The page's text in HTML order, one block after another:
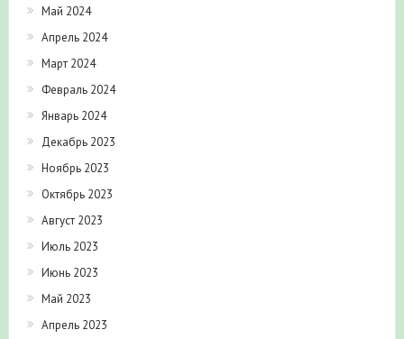
Май 2024
Апрель 2024
Март 2024
Февраль 2024
Январь 2024
Декабрь 2023
Ноябрь 2023
Октябрь 2023
Август 2023
Июль 2023
Июнь 2023
Май 2023
Апрель 2023